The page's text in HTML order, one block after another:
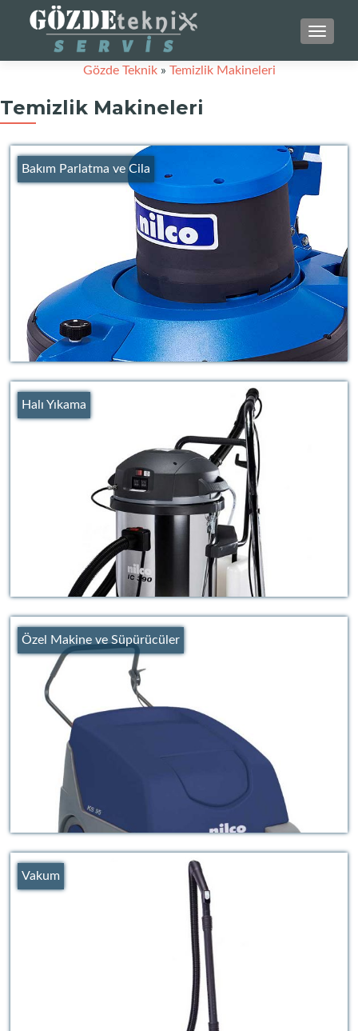
Gözde Teknik» Temizlik Makineleri
Temizlik Makineleri
Bakım Parlatma ve Cila
Halı Yıkama
Özel Makine ve Süpürücüler
Vakum